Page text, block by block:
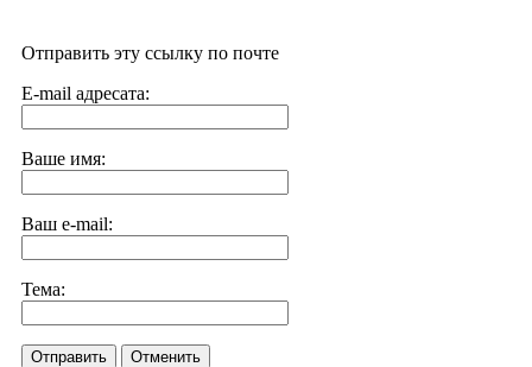
Отправить эту ссылку по почте
E-mail адресата:
Ваше имя:
Ваш e-mail:
Тема:
Отправить Отменить